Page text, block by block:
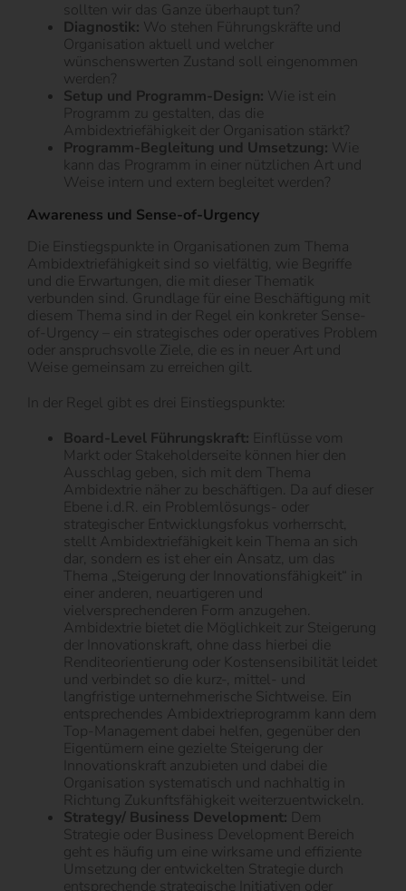
sollten wir das Ganze überhaupt tun?
Diagnostik: Wo stehen Führungskräfte und
Organisation aktuell und welcher
wünschenswerten Zustand soll eingenommen
werden?
Setup und Programm-Design: Wie ist ein
Programm zu gestalten, das die
Ambidextriefähigkeit der Organisation stärkt?
Programm-Begleitung und Umsetzung: Wie
kann das Programm in einer nützlichen Art und
Weise intern und extern begleitet werden?
Awareness und Sense-of-Urgency
Die Einstiegspunkte in Organisationen zum Thema
Ambidextriefähigkeit sind so vielfältig, wie Begriffe
und die Erwartungen, die mit dieser Thematik
verbunden sind. Grundlage für eine Beschäftigung mit
diesem Thema sind in der Regel ein konkreter Sense-
of-Urgency – ein strategisches oder operatives Problem
oder anspruchsvolle Ziele, die es in neuer Art und
Weise gemeinsam zu erreichen gilt.
In der Regel gibt es drei Einstiegspunkte:
Board-Level Führungskraft: Einflüsse vom
Markt oder Stakeholderseite können hier den
Ausschlag geben, sich mit dem Thema
Ambidextrie näher zu beschäftigen. Da auf dieser
Ebene i.d.R. ein Problemlösungs- oder
strategischer Entwicklungsfokus vorherrscht,
stellt Ambidextriefähigkeit kein Thema an sich
dar, sondern es ist eher ein Ansatz, um das
Thema „Steigerung der Innovationsfähigkeit“ in
einer anderen, neuartigeren und
vielversprechenderen Form anzugehen.
Ambidextrie bietet die Möglichkeit zur Steigerung
der Innovationskraft, ohne dass hierbei die
Renditeorientierung oder Kostensensibilität leidet
und verbindet so die kurz-, mittel- und
langfristige unternehmerische Sichtweise. Ein
entsprechendes Ambidextrieprogramm kann dem
Top-Management dabei helfen, gegenüber den
Eigentümern eine gezielte Steigerung der
Innovationskraft anzubieten und dabei die
Organisation systematisch und nachhaltig in
Richtung Zukunftsfähigkeit weiterzuentwickeln.
Strategy/ Business Development: Dem
Strategie oder Business Development Bereich
geht es häufig um eine wirksame und effiziente
Umsetzung der entwickelten Strategie durch
entsprechende strategische Initiativen oder